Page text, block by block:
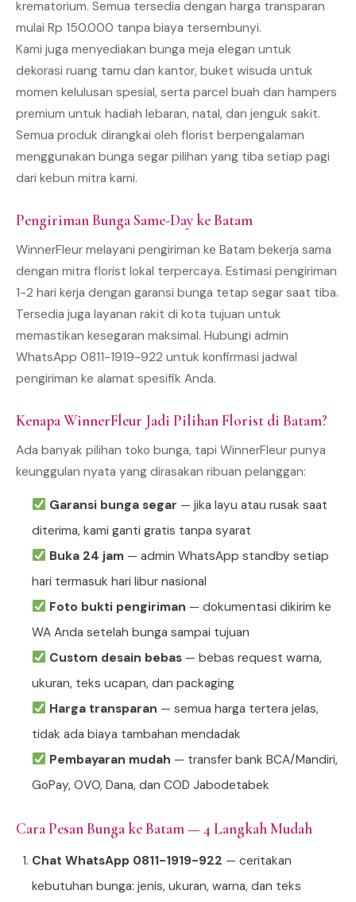
krematorium. Semua tersedia dengan harga transparan
mulai Rp 150.000 tanpa biaya tersembunyi.
Kami juga menyediakan bunga meja elegan untuk
dekorasi ruang tamu dan kantor, buket wisuda untuk
momen kelulusan spesial, serta parcel buah dan hampers
premium untuk hadiah lebaran, natal, dan jenguk sakit.
Semua produk dirangkai oleh florist berpengalaman
menggunakan bunga segar pilihan yang tiba setiap pagi
dari kebun mitra kami.
Pengiriman Bunga Same-Day ke Batam
WinnerFleur melayani pengiriman ke Batam bekerja sama
dengan mitra florist lokal terpercaya. Estimasi pengiriman
1-2 hari kerja dengan garansi bunga tetap segar saat tiba.
Tersedia juga layanan rakit di kota tujuan untuk
memastikan kesegaran maksimal. Hubungi admin
WhatsApp 0811-1919-922 untuk konfirmasi jadwal
pengiriman ke alamat spesifik Anda.
Kenapa WinnerFleur Jadi Pilihan Florist di Batam?
Ada banyak pilihan toko bunga, tapi WinnerFleur punya
keunggulan nyata yang dirasakan ribuan pelanggan:
Garansi bunga segar — jika layu atau rusak saat
diterima, kami ganti gratis tanpa syarat
Buka 24 jam— admin WhatsApp standby setiap
hari termasuk hari libur nasional
Foto bukti pengiriman — dokumentasi dikirim ke
WA Anda setelah bunga sampai tujuan
Custom desain bebas— bebas request warna,
ukuran, teks ucapan, dan packaging
Harga transparan — semua harga tertera jelas,
tidak ada biaya tambahan mendadak
Pembayaran mudah — transfer bank BCA/Mandiri,
GoPay, OVO, Dana, dan COD Jabodetabek
Cara Pesan Bunga ke Batam — 4 Langkah Mudah
Chat WhatsApp 0811-1919-922 — ceritakan
kebutuhan bunga: jenis, ukuran, warna, dan teks